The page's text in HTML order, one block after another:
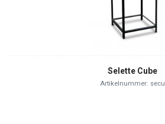
Selette Cube
Artikelnummer: secu